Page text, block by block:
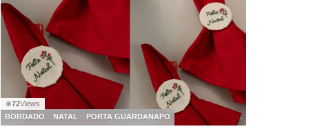
◉72Views
BORDADO
NATAL PORTA GUARDANAPO